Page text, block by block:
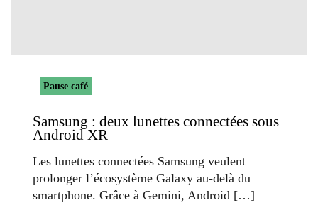
Pause café
Samsung : deux lunettes connectées sous
Android XR
Les lunettes connectées Samsung veulent
prolonger l’écosystème Galaxy au-delà du
smartphone. Grâce à Gemini, Android